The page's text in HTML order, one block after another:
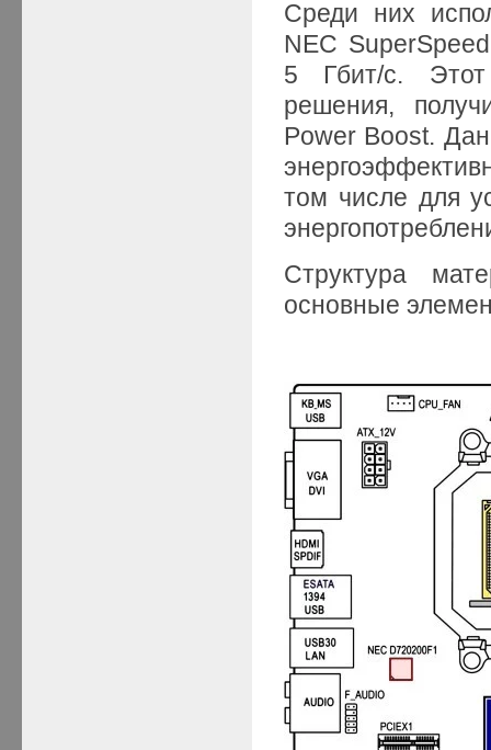
Среди них
NEC
5 Гбит/с. Этот
решения,
Power Boost.
том числе для
Структура
основные